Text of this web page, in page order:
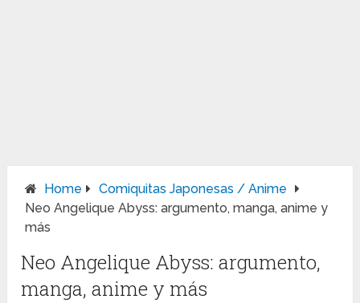
Home
Comiquitas Japonesas / Anime
Neo Angelique Abyss: argumento, manga, anime y
más
Neo Angelique Abyss: argumento,
manga, anime y más